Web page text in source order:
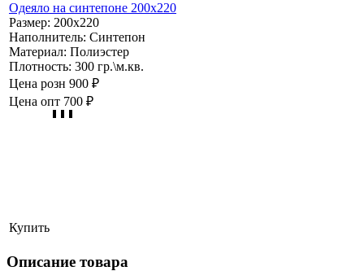
Одеяло на синтепоне 200х220
Размер: 200х220
Наполнитель: Синтепон
Материал: Полиэстер
Плотность: 300 гр.\м.кв.
Цена розн 900 ₽
Цена опт 700 ₽
Купить
Описание товара